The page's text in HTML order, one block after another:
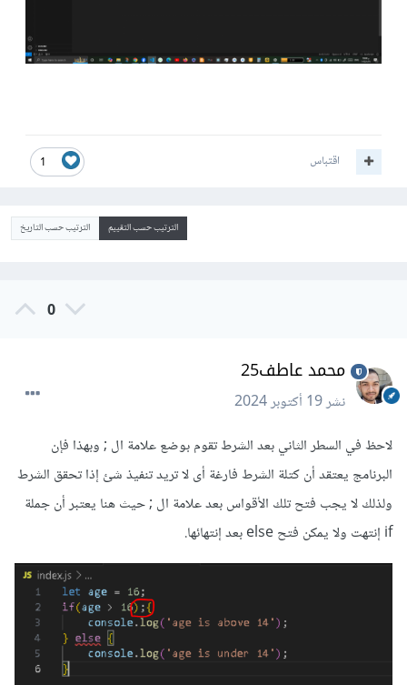
1 اقتباس
الترتيب حسب التقييم الترتيب حسب التاريخ
0
محمد عاطف25
نشر19 أكتوبر 2024
لاحظ في السطر الثاني بعد الشرط تقوم بوضع علامة ال ; وبهذا فإن
البرنامج يعتقد أن كتلة الشرط فارغة أى لا تريد تنفيذ شئ إذا تحقق الشرط
ولذلك لا يجب فتح تلك الأقواس بعد علامة ال ; حيث هنا يعتبر أن جملة
if إنتهت ولا يمكن فتح else بعد إنتهائها.